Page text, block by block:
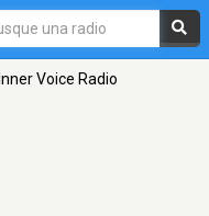
Inner Voice Radio